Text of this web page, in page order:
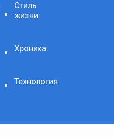
Стиль
жизни
Хроника
Технология